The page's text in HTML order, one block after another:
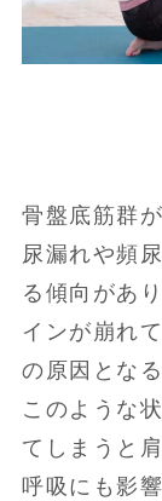
骨盤底筋群
尿漏れや頻
る傾向があ
インが崩れ
の原因とな
このような
てしまうと
呼吸にも影